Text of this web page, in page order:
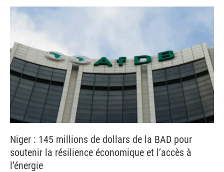
Niger : 145 millions de dollars de la BAD pour
soutenir la résilience économique et l’accès à
l’énergie